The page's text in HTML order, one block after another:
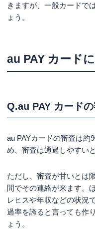
きますが、一般カードで
ょう。
au PAY カード
Q.au PAY カード
au PAYカードの審査は約
め、審査は通過しやすい
ただし、審査が甘いとは
間でその連絡が来ます。
レヒスや年収などの状況
過率を誇ると言っても作
ょう。